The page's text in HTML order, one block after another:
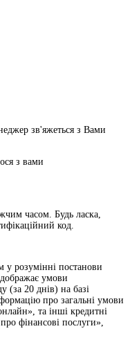
зв'яжеться з Вами
з вами
часом. Будь ласка,
код.
у розумінні постанови
умови
(за 20 днів) на базі
про загальні умови
та інші кредитні
фінансові послуги»,